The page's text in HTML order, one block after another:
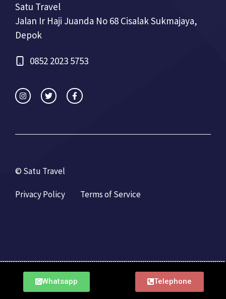
Satu Travel
Jalan Ir Haji Juanda No 68 Cisalak Sukmajaya,
Depok
0852 2023 5753
© Satu Travel
Privacy Policy Terms of Service
Whatsapp Telephone